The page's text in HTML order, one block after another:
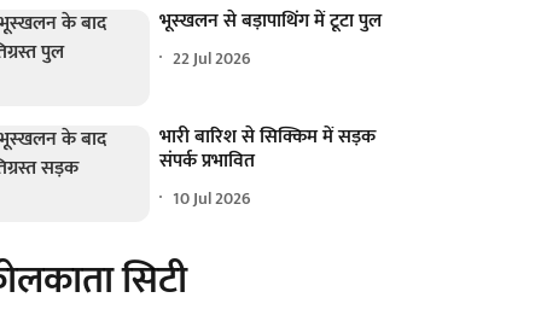
भूस्खलन से बड़ापाथिंग में टूटा पुल
22 Jul 2026
भारी बारिश से सिक्किम में सड़क
संपर्क प्रभावित
10 Jul 2026
सिटी